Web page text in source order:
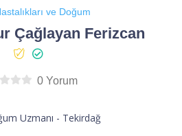
ve Doğum
Çağlayan Ferizcan
0 Yorum
Uzmanı - Tekirdağ